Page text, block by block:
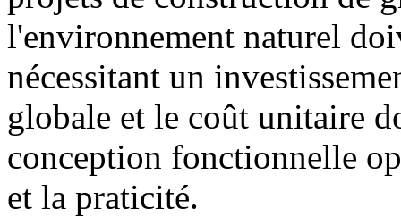
l'environnement naturel
nécessitant un
globale et le coût unitaire
conception fonctionnelle
et la praticité.